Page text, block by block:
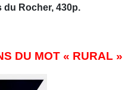
du Rocher, 430p.
DU MOT « RURAL »